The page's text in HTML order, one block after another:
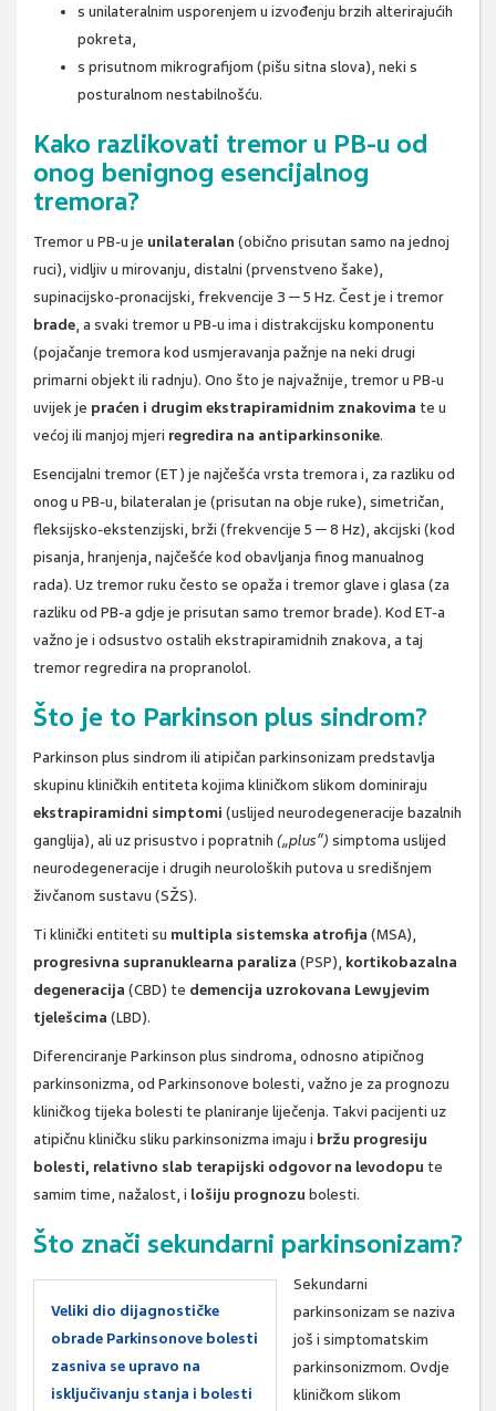
s unilateralnim usporenjem u izvođenju brzih alterirajućih
pokreta,
s prisutnom mikrografijom (pišu sitna slova), neki s
posturalnom nestabilnošću.
Kako razlikovati tremor u PB-u od
onog benignog esencijalnog
tremora?
Tremor u PB-u je unilateralan (obično prisutan samo na jednoj
ruci), vidljiv u mirovanju, distalni (prvenstveno šake),
supinacijsko-pronacijski, frekvencije 3 ─ 5 Hz. Čest je i tremor
brade, a svaki tremor u PB-u ima i distrakcijsku komponentu
(pojačanje tremora kod usmjeravanja pažnje na neki drugi
primarni objekt ili radnju). Ono što je najvažnije, tremor u PB-u
uvijek je praćen i drugim ekstrapiramidnim znakovima te u
većoj ili manjoj mjeri regredira na antiparkinsonike.
Esencijalni tremor (ET) je najčešća vrsta tremora i, za razliku od
onog u PB-u, bilateralan je (prisutan na obje ruke), simetričan,
fleksijsko-ekstenzijski, brži (frekvencije 5 ─ 8 Hz), akcijski (kod
pisanja, hranjenja, najčešće kod obavljanja finog manualnog
rada). Uz tremor ruku često se opaža i tremor glave i glasa (za
razliku od PB-a gdje je prisutan samo tremor brade). Kod ET-a
važno je i odsustvo ostalih ekstrapiramidnih znakova, a taj
tremor regredira na propranolol.
Što je to Parkinson plus sindrom?
Parkinson plus sindrom ili atipičan parkinsonizam predstavlja
skupinu kliničkih entiteta kojima kliničkom slikom dominiraju
ekstrapiramidni simptomi (uslijed neurodegeneracije bazalnih
ganglija), ali uz prisustvo i popratnih („plus“) simptoma uslijed
neurodegeneracije i drugih neuroloških putova u središnjem
živčanom sustavu (SŽS).
Ti klinički entiteti su multipla sistemska atrofija (MSA),
progresivna supranuklearna paraliza (PSP), kortikobazalna
degeneracija (CBD) te demencija uzrokovana Lewyjevim
tjelešcima (LBD).
Diferenciranje Parkinson plus sindroma, odnosno atipičnog
parkinsonizma, od Parkinsonove bolesti, važno je za prognozu
kliničkog tijeka bolesti te planiranje liječenja. Takvi pacijenti uz
atipičnu kliničku sliku parkinsonizma imaju i bržu progresiju
bolesti, relativno slab terapijski odgovor na levodopu te
samim time, nažalost, i lošiju prognozu bolesti.
Što znači sekundarni parkinsonizam?
Veliki dio dijagnostičke
obrade Parkinsonove bolesti
zasniva se upravo na
isključivanju stanja i bolesti
Sekundarni
parkinsonizam se naziva
još i simptomatskim
parkinsonizmom. Ovdje
kliničkom slikom